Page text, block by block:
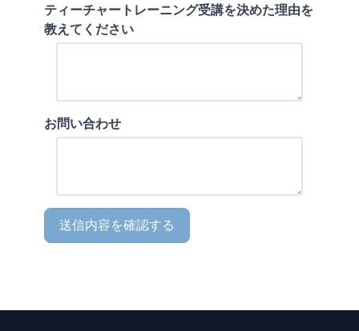
ティーチャートレーニング受講を決めた理由を
教えてください
お問い合わせ
送信内容を確認する